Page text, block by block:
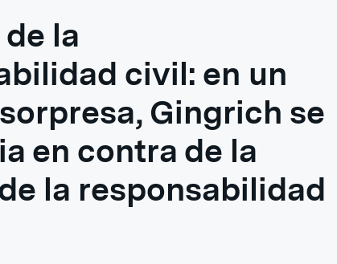
la
civil: en un
Gingrich se
en contra de la
la responsabilidad